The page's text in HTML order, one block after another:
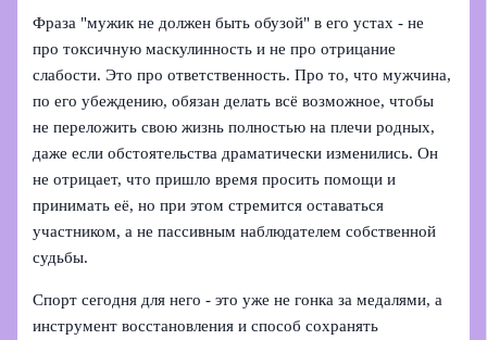
Фраза "мужик не должен быть обузой" в его устах - не
про токсичную маскулинность и не про отрицание
слабости. Это про ответственность. Про то, что мужчина,
по его убеждению, обязан делать всё возможное, чтобы
не переложить свою жизнь полностью на плечи родных,
даже если обстоятельства драматически изменились. Он
не отрицает, что пришло время просить помощи и
принимать её, но при этом стремится оставаться
участником, а не пассивным наблюдателем собственной
судьбы.
Спорт сегодня для него - это уже не гонка за медалями, а
инструмент восстановления и способ сохранять